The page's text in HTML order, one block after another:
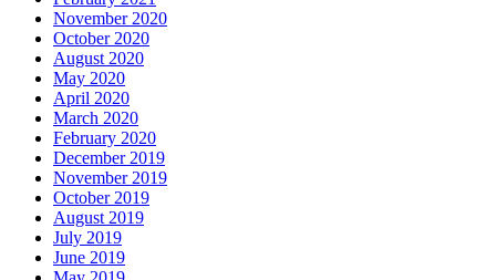
November 2020
October 2020
August 2020
May 2020
April 2020
March 2020
February 2020
December 2019
November 2019
October 2019
August 2019
July 2019
June 2019